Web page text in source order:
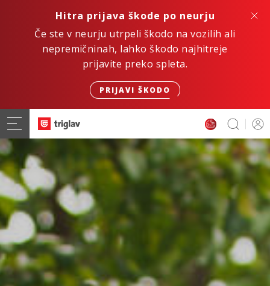
Hitra prijava škode po neurju
Če ste v neurju utrpeli škodo na vozilih ali
nepremičninah, lahko škodo najhitreje
prijavite preko spleta.
PRIJAVI ŠKODO